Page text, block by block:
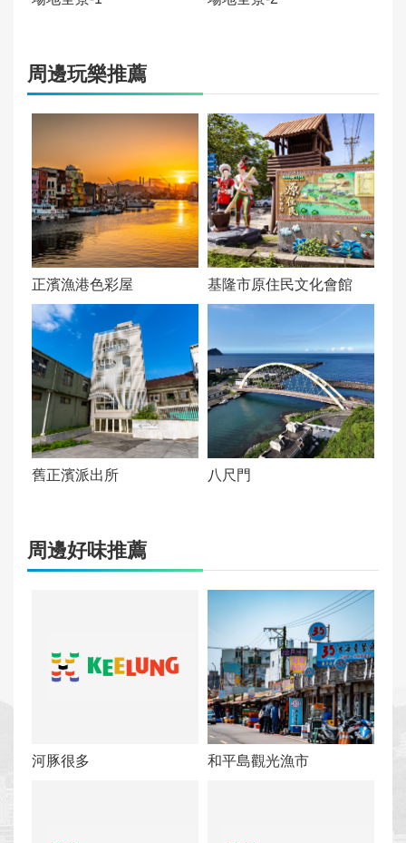
60
文化資產級別：
周邊玩樂推薦
正濱漁港色彩屋 基隆市原住民文化會館
舊正濱派出所 八尺門
周邊好味推薦
河豚很多 和平島觀光漁市